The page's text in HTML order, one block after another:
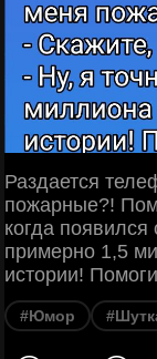
Раздается
пожарные?!
когда
примерно 1,5
истории!
#Юмор